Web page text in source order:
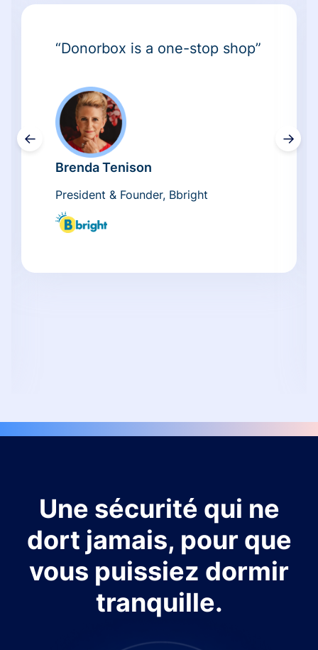
←
“Donorbox is a one-stop shop”
Brenda Tenison
President & Founder, Bbright
→
Une sécurité qui ne
dort jamais, pour que
vous puissiez dormir
tranquille.